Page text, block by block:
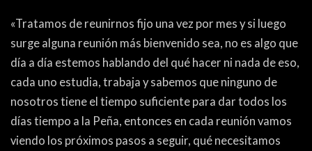
«Tratamos de reunirnos fijo una vez por mes y si luego
surge alguna reunión más bienvenido sea, no es algo que
día a día estemos hablando del qué hacer ni nada de eso,
cada uno estudia, trabaja y sabemos que ninguno de
nosotros tiene el tiempo suficiente para dar todos los
días tiempo a la Peña, entonces en cada reunión vamos
viendo los próximos pasos a seguir, qué necesitamos